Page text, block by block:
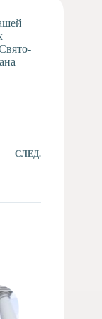
СЛЕД.